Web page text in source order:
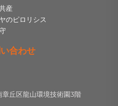
産
のピロリシス
合わせ
丘区龍山環境技術園3階